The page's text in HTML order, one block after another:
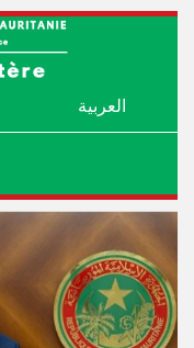
العربية